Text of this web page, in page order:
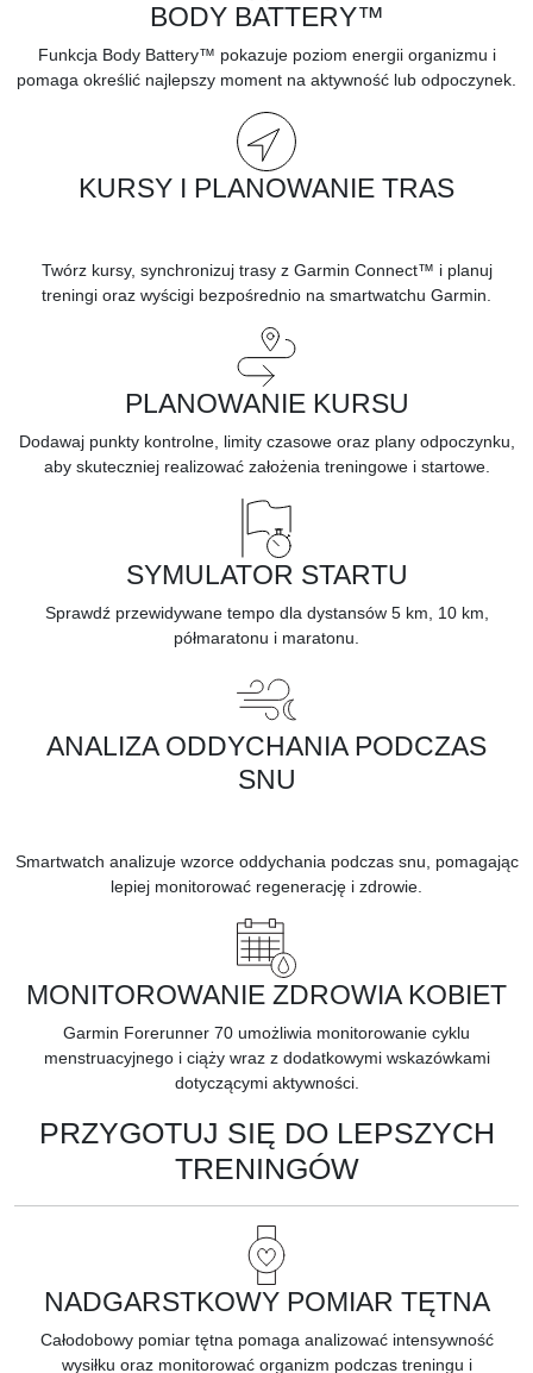
BODY BATTERY™
Funkcja Body Battery™ pokazuje poziom energii organizmu i
pomaga określić najlepszy moment na aktywność lub odpoczynek.
KURSY I PLANOWANIE TRAS
Twórz kursy, synchronizuj trasy z Garmin Connect™ i planuj
treningi oraz wyścigi bezpośrednio na smartwatchu Garmin.
PLANOWANIE KURSU
Dodawaj punkty kontrolne, limity czasowe oraz plany odpoczynku,
aby skuteczniej realizować założenia treningowe i startowe.
SYMULATOR STARTU
Sprawdź przewidywane tempo dla dystansów 5 km, 10 km,
półmaratonu i maratonu.
ANALIZA ODDYCHANIA PODCZAS
SNU
Smartwatch analizuje wzorce oddychania podczas snu, pomagając
lepiej monitorować regenerację i zdrowie.
MONITOROWANIE ZDROWIA KOBIET
Garmin Forerunner 70 umożliwia monitorowanie cyklu
menstruacyjnego i ciąży wraz z dodatkowymi wskazówkami
dotyczącymi aktywności.
PRZYGOTUJ SIĘ DO LEPSZYCH
TRENINGÓW
NADGARSTKOWY POMIAR TĘTNA
Całodobowy pomiar tętna pomaga analizować intensywność
wysiłku oraz monitorować organizm podczas treningu i